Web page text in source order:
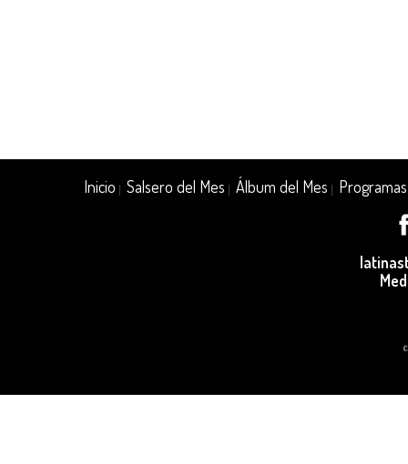
Inicio |Salsero del Mes |Álbum del Mes Programas